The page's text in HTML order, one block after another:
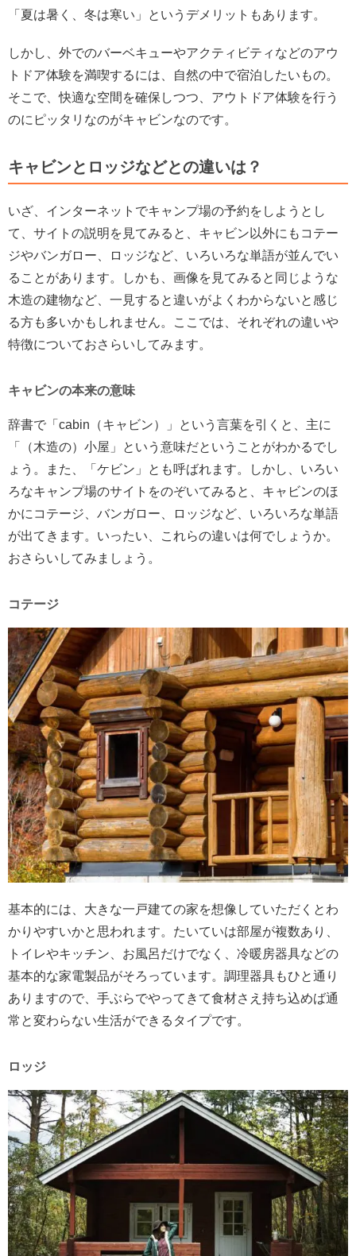
「夏は暑く、冬は寒い」というデメリットもあります。
しかし、外でのバーベキューやアクティビティなどのアウ
トドア体験を満喫するには、自然の中で宿泊したいもの。
そこで、快適な空間を確保しつつ、アウトドア体験を行う
のにピッタリなのがキャビンなのです。
キャビンとロッジなどとの違いは？
いざ、インターネットでキャンプ場の予約をしようとし
て、サイトの説明を見てみると、キャビン以外にもコテー
ジやバンガロー、ロッジなど、いろいろな単語が並んでい
ることがあります。しかも、画像を見てみると同じような
木造の建物など、一見すると違いがよくわからないと感じ
る方も多いかもしれません。ここでは、それぞれの違いや
特徴についておさらいしてみます。
キャビンの本来の意味
辞書で「cabin（キャビン）」という言葉を引くと、主に
「（木造の）小屋」という意味だということがわかるでし
ょう。また、「ケビン」とも呼ばれます。しかし、いろい
ろなキャンプ場のサイトをのぞいてみると、キャビンのほ
かにコテージ、バンガロー、ロッジなど、いろいろな単語
が出てきます。いったい、これらの違いは何でしょうか。
おさらいしてみましょう。
コテージ
基本的には、大きな一戸建ての家を想像していただくとわ
かりやすいかと思われます。たいていは部屋が複数あり、
トイレやキッチン、お風呂だけでなく、冷暖房器具などの
基本的な家電製品がそろっています。調理器具もひと通り
ありますので、手ぶらでやってきて食材さえ持ち込めば通
常と変わらない生活ができるタイプです。
ロッジ